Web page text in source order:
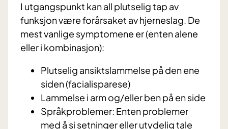
I utgangspunkt kan all plutselig tap av
funksjon være forårsaket av hjerneslag. De
mest vanlige symptomene er (enten alene
eller i kombinasjon):
Plutselig ansiktslammelse på den ene
siden (facialisparese)
Lammelse i arm og/eller ben på en side
Språkproblemer: Enten problemer
med å si setninger eller utydelig tale